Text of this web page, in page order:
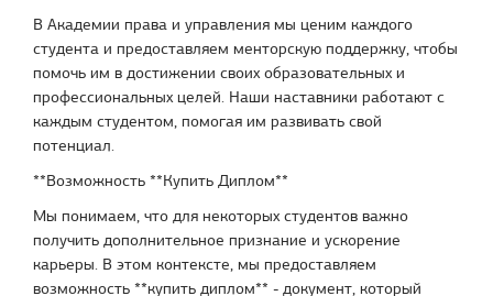
В Академии права и управления мы ценим каждого
студента и предоставляем менторскую поддержку, чтобы
помочь им в достижении своих образовательных и
профессиональных целей. Наши наставники работают с
каждым студентом, помогая им развивать свой
потенциал.
**Возможность **Купить Диплом**
Мы понимаем, что для некоторых студентов важно
получить дополнительное признание и ускорение
карьеры. В этом контексте, мы предоставляем
возможность **купить диплом** - документ, который